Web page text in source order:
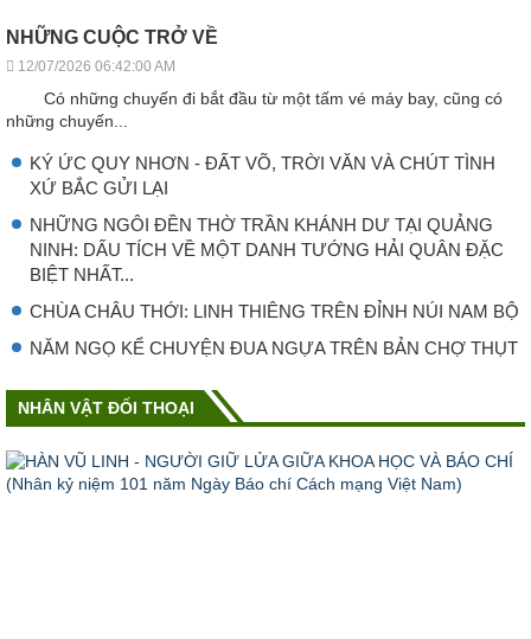
NHỮNG CUỘC TRỞ VỀ
12/07/2026 06:42:00 AM
Có những chuyến đi bắt đầu từ một tấm vé máy bay, cũng có
những chuyến...
KÝ ỨC QUY NHƠN - ĐẤT VÕ, TRỜI VĂN VÀ CHÚT TÌNH
XỨ BẮC GỬI LẠI
NHỮNG NGÔI ĐỀN THỜ TRẦN KHÁNH DƯ TẠI QUẢNG
NINH: DẤU TÍCH VỀ MỘT DANH TƯỚNG HẢI QUÂN ĐẶC
BIỆT NHẤT...
CHÙA CHÂU THỚI: LINH THIÊNG TRÊN ĐỈNH NÚI NAM BỘ
NĂM NGỌ KỂ CHUYỆN ĐUA NGỰA TRÊN BẢN CHỢ THỤT
NHÂN VẬT ĐỐI THOẠI